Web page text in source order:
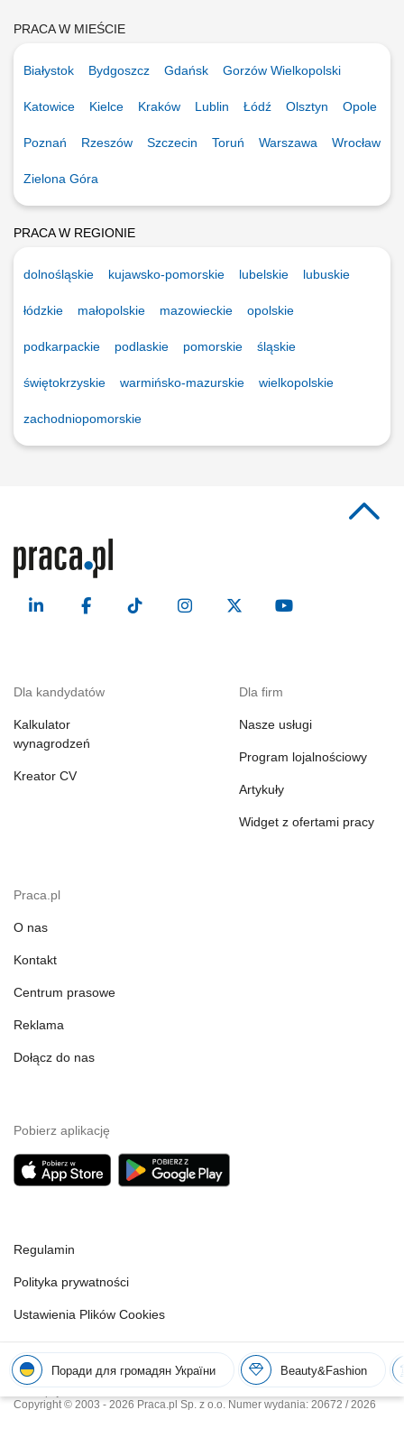
Поради для громадян України Beauty&Fashion
PRACA W MIEŚCIE
Białystok Bydgoszcz Gdańsk Gorzów Wielkopolski
Katowice Kielce Kraków Lublin Łódź Olsztyn Opole
Poznań Rzeszów Szczecin Toruń Warszawa Wrocław
Zielona Góra
PRACA W REGIONIE
dolnośląskie kujawsko-pomorskie lubelskie lubuskie
łódzkie małopolskie mazowieckie opolskie
podkarpackie podlaskie pomorskie śląskie
świętokrzyskie warmińsko-mazurskie wielkopolskie
zachodniopomorskie
Dla kandydatów
Kalkulator
wynagrodzeń
Kreator CV
Dla firm
Nasze usługi
Program lojalnościowy
Artykuły
Widget z ofertami pracy
Praca.pl
O nas
Kontakt
Centrum prasowe
Reklama
Dołącz do nas
Pobierz aplikację
Regulamin
Polityka prywatności
Ustawienia Plików Cookies
Wszelkie prawa zastrzeżone. Powielanie, drukowanie, kopiowanie lub
rozpowszechnianie w jakikolwiek sposób materiałów zawartych na stronach
Praca.pl jest zabronione.
Copyright © 2003 - 2026 Praca.pl Sp. z o.o. Numer wydania: 20672 / 2026